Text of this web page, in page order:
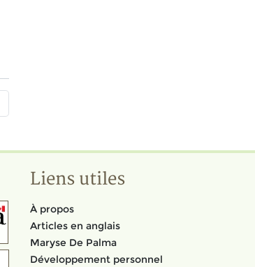
Liens utiles
À propos
Articles en anglais
Maryse De Palma
Développement personnel